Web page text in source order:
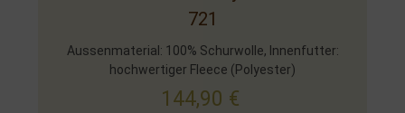
721
Aussenmaterial: 100% Schurwolle, Innenfutter:
hochwertiger Fleece (Polyester)
144,90 €